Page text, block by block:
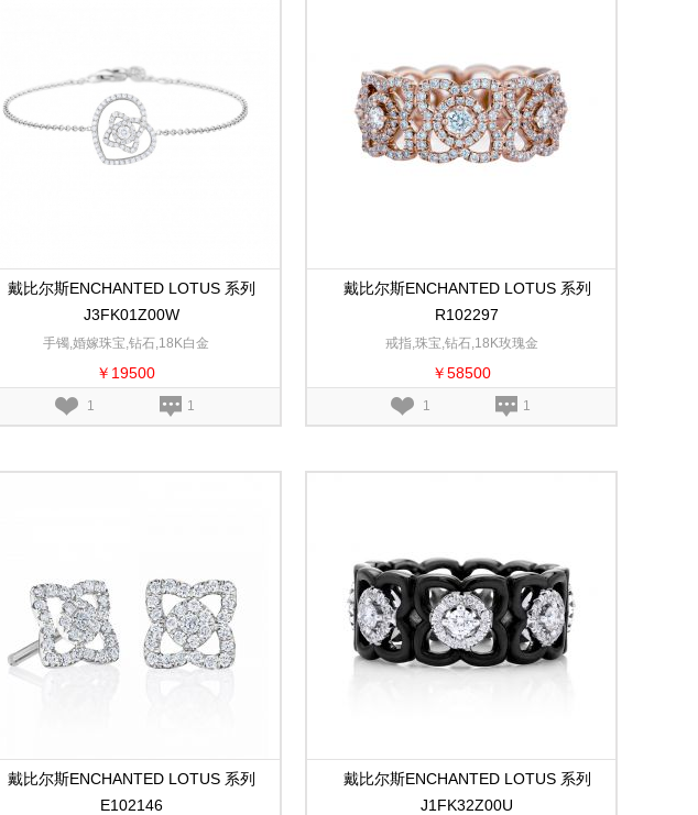
戴比尔斯ENCHANTED LOTUS 系列
J3FK01Z00W
手镯,婚嫁珠宝,钻石,18K白金
￥19500
1 1
戴比尔斯ENCHANTED LOTUS 系列
R102297
戒指,珠宝,钻石,18K玫瑰金
￥58500
1 1
戴比尔斯ENCHANTED LOTUS 系列
E102146
戴比尔斯ENCHANTED LOTUS 系列
J1FK32Z00U